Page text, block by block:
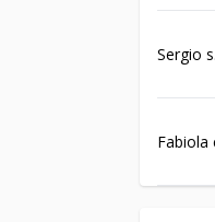
Sergio s.
Fabiola